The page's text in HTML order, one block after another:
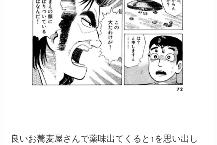
良いお蕎麦屋さんで薬味出てくると↑を思い出し